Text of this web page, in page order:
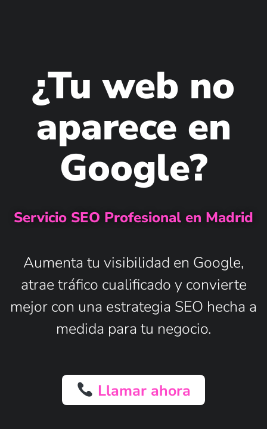
¿Tu web no
aparece en
Google?
Servicio SEO Profesional en Madrid
Aumenta tu visibilidad en Google,
atrae tráfico cualificado y convierte
mejor con una estrategia SEO hecha a
medida para tu negocio.
Llamar ahora